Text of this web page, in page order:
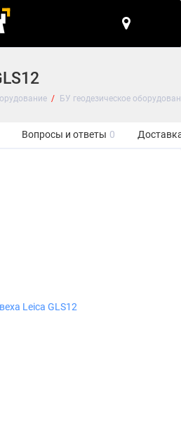
БУ геодезическое
Вопросы и ответы 0